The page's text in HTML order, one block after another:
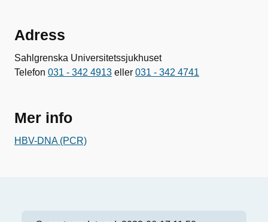
Adress
Sahlgrenska Universitetssjukhuset
Telefon 031 - 342 4913 eller 031 - 342 4741
Mer info
HBV-DNA (PCR)